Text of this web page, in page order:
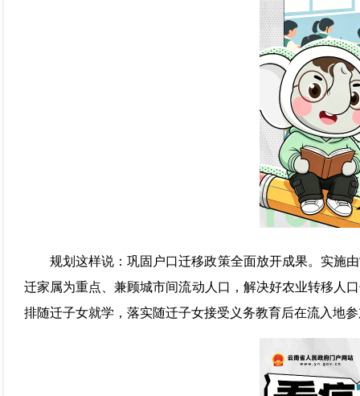
规划这样说：巩固户口迁移政策全面放开成果。实施
迁家属为重点、兼顾城市间流动人口，解决好农业转移人
排随迁子女就学，落实随迁子女接受义务教育后在流入地